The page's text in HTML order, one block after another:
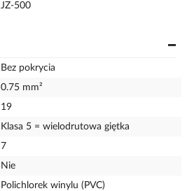
JZ-500
Bez pokrycia
0.75 mm²
19
Klasa 5 = wielodrutowa giętka
7
Nie
Polichlorek winylu (PVC)